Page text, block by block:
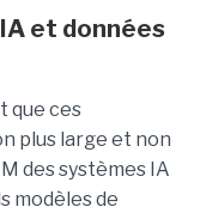
et données
que ces
plus large et non
des systèmes IA
modèles de